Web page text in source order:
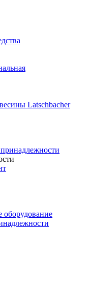
Latschbacher
оборудование